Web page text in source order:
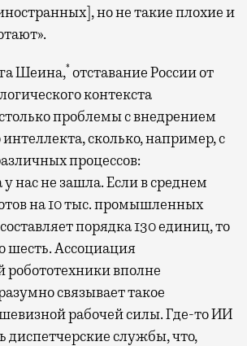
но не такие плохие и
Шеина,*отставание России от
контекста
проблемы с внедрением
сколько, например, с
процессов:
нас не зашла. Если в среднем
на 10 тыс. промышленных
порядка 130 единиц, то
шесть. Ассоциация
робототехники вполне
связывает такое
рабочей силы. Где-то ИИ
диспетчерские службы, что,